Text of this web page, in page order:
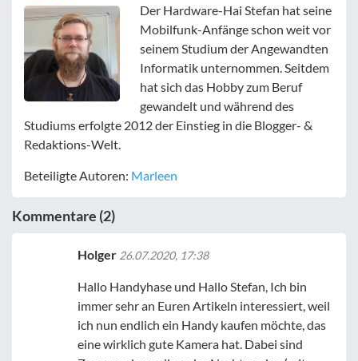
Der Hardware-Hai Stefan hat seine
Mobilfunk-Anfänge schon weit vor
seinem Studium der Angewandten
Informatik unternommen. Seitdem
hat sich das Hobby zum Beruf
gewandelt und während des
Studiums erfolgte 2012 der Einstieg in die Blogger- &
Redaktions-Welt.
Beteiligte Autoren: Marleen
Kommentare (2)
Holger 26.07.2020, 17:38
Hallo Handyhase und Hallo Stefan, Ich bin
immer sehr an Euren Artikeln interessiert, weil
ich nun endlich ein Handy kaufen möchte, das
eine wirklich gute Kamera hat. Dabei sind